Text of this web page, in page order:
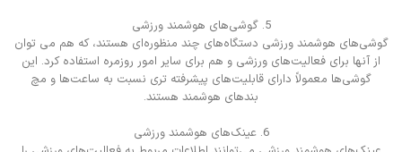
5. گوشی‌های هوشمند ورزشی
گوشی‌های هوشمند ورزشی دستگاه‌های چند منظوره‌ای هستند، که هم می توان
از آنها برای فعالیت‌های ورزشی و هم برای سایر امور روزمره استفاده کرد. این
گوشی‌ها معمولاً دارای قابلیت‌های پیشرفته تری نسبت به ساعت‌ها و مچ
بندهای هوشمند هستند.
6. عینک‌های هوشمند ورزشی